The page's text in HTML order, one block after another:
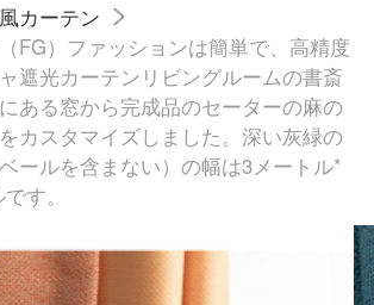
カーテン
FG）ファッションは簡単で、高精度
遮光カーテンリビングルームの書斎
ある窓から完成品のセーターの麻の
カスタマイズしました。深い灰緑の
ールを含まない）の幅は3メートル*
す。